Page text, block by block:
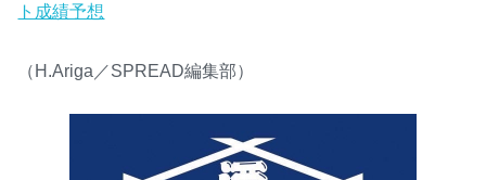
ト成績予想
（H.Ariga／SPREAD編集部）